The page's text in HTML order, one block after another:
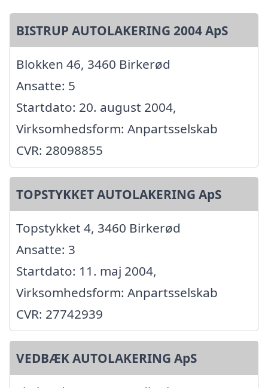
BISTRUP AUTOLAKERING 2004 ApS
Blokken 46, 3460 Birkerød
Ansatte: 5
Startdato: 20. august 2004,
Virksomhedsform: Anpartsselskab
CVR: 28098855
TOPSTYKKET AUTOLAKERING ApS
Topstykket 4, 3460 Birkerød
Ansatte: 3
Startdato: 11. maj 2004,
Virksomhedsform: Anpartsselskab
CVR: 27742939
VEDBÆK AUTOLAKERING ApS